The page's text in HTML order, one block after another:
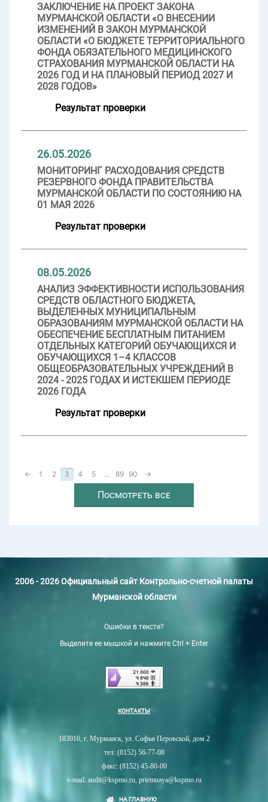
ЗАКЛЮЧЕНИЕ НА ПРОЕКТ ЗАКОНА
МУРМАНСКОЙ ОБЛАСТИ «О ВНЕСЕНИИ
ИЗМЕНЕНИЙ В ЗАКОН МУРМАНСКОЙ
ОБЛАСТИ «О БЮДЖЕТЕ ТЕРРИТОРИАЛЬНОГО
ФОНДА ОБЯЗАТЕЛЬНОГО МЕДИЦИНСКОГО
СТРАХОВАНИЯ МУРМАНСКОЙ ОБЛАСТИ НА
2026 ГОД И НА ПЛАНОВЫЙ ПЕРИОД 2027 И
2028 ГОДОВ»
Результат проверки
26.05.2026
МОНИТОРИНГ РАСХОДОВАНИЯ СРЕДСТВ
РЕЗЕРВНОГО ФОНДА ПРАВИТЕЛЬСТВА
МУРМАНСКОЙ ОБЛАСТИ ПО СОСТОЯНИЮ НА
01 МАЯ 2026
Результат проверки
08.05.2026
АНАЛИЗ ЭФФЕКТИВНОСТИ ИСПОЛЬЗОВАНИЯ
СРЕДСТВ ОБЛАСТНОГО БЮДЖЕТА,
ВЫДЕЛЕННЫХ МУНИЦИПАЛЬНЫМ
ОБРАЗОВАНИЯМ МУРМАНСКОЙ ОБЛАСТИ НА
ОБЕСПЕЧЕНИЕ БЕСПЛАТНЫМ ПИТАНИЕМ
ОТДЕЛЬНЫХ КАТЕГОРИЙ ОБУЧАЮЩИХСЯ И
ОБУЧАЮЩИХСЯ 1–4 КЛАССОВ
ОБЩЕОБРАЗОВАТЕЛЬНЫХ УЧРЕЖДЕНИЙ В
2024 - 2025 ГОДАХ И ИСТЕКШЕМ ПЕРИОДЕ
2026 ГОДА
Результат проверки
← 1 2 3 4 5 ... 89 90 →
Посмотреть все
2006 - 2026 Официальный сайт Контрольно-счетной палаты
Мурманской области
Ошибки в тексте?
Выделите ее мышкой и нажмите Ctrl + Enter
КОНТАКТЫ
183016, г. Мурманск, ул. Софьи Перовской, дом 2
тел: (8152) 56-77-08
факс: (8152) 45-80-00
e-mail: audit@kspmo.ru, priemnaya@kspmo.ru
НА ГЛАВНУЮ